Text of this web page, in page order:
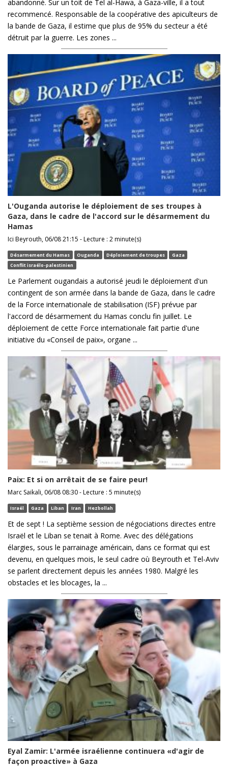
abandonné. Sur un toit de Tel al-Hawa, à Gaza-ville, il a tout
recommencé. Responsable de la coopérative des apiculteurs de
la bande de Gaza, il estime que plus de 95% du secteur a été
détruit par la guerre. Les zones ...
L'Ouganda autorise le déploiement de ses troupes à
Gaza, dans le cadre de l'accord sur le désarmement du
Hamas
Ici Beyrouth, 06/08 21:15 - Lecture : 2 minute(s)
Désarmement du Hamas Ouganda Déploiement de troupes
Gaza
Conflit israélo-palestinien
Le Parlement ougandais a autorisé jeudi le déploiement d'un
contingent de son armée dans la bande de Gaza, dans le cadre
de la Force internationale de stabilisation (ISF) prévue par
l'accord de désarmement du Hamas conclu fin juillet. Le
déploiement de cette Force internationale fait partie d'une
initiative du «Conseil de paix», organe ...
Paix: Et si on arrêtait de se faire peur!
Marc Saikali, 06/08 08:30 - Lecture : 5 minute(s)
Israël Gaza Liban Iran Hezbollah
Et de sept ! La septième session de négociations directes entre
Israël et le Liban se tenait à Rome. Avec des délégations
élargies, sous le parrainage américain, dans ce format qui est
devenu, en quelques mois, le seul cadre où Beyrouth et Tel-Aviv
se parlent directement depuis les années 1980. Malgré les
obstacles et les blocages, la ...
Eyal Zamir: L'armée israélienne continuera «d'agir de
façon proactive» à Gaza